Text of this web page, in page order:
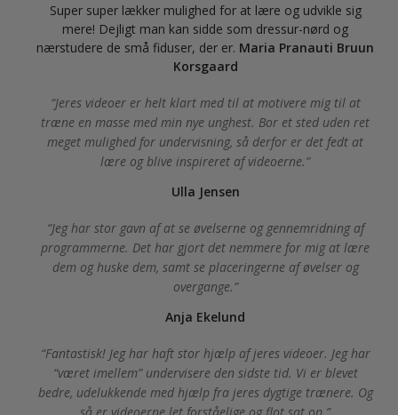
Super super lækker mulighed for at lære og udvikle sig
mere! Dejligt man kan sidde som dressur-nørd og
nærstudere de små fiduser, der er. Maria Pranauti Bruun
Korsgaard
Jeres videoer er helt klart med til at motivere mig til at
træne en masse med min nye unghest. Bor et sted uden ret
meget mulighed for undervisning, så derfor er det fedt at
lære og blive inspireret af videoerne.
Ulla Jensen
Jeg har stor gavn af at se øvelserne og gennemridning af
programmerne. Det har gjort det nemmere for mig at lære
dem og huske dem, samt se placeringerne af øvelser og
overgange.
Anja Ekelund
Fantastisk! Jeg har haft stor hjælp af jeres videoer. Jeg har
“været imellem” undervisere den sidste tid. Vi er blevet
bedre, udelukkende med hjælp fra jeres dygtige trænere. Og